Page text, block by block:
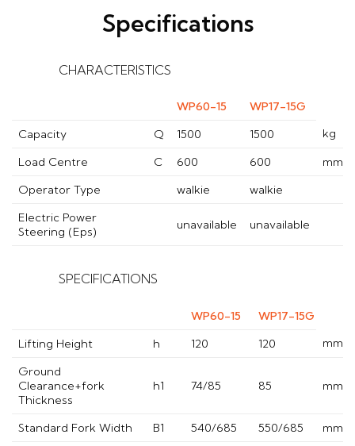
Specifications
CHARACTERISTICS
WP60-15
WP17-15G
Capacity
Q 1500 1500
kg
Load Centre
C 600 600
mm
Operator Type
walkie
walkie
Electric Power
Steering (Eps)
unavailable unavailable
SPECIFICATIONS
WP60-15
WP17-15G
Lifting Height
h 120 120
mm
Ground
Clearance+fork
Thickness
h1 74/85 85 mm
Standard Fork Width B1 540/685 550/685
mm